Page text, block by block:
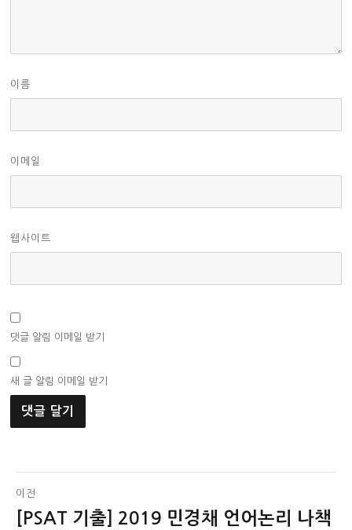
이름
이메일
웹사이트
댓글 알림 이메일 받기
새 글 알림 이메일 받기
글
탐
이전
이[PSAT 기출] 2019 민경채 언어논리 나책